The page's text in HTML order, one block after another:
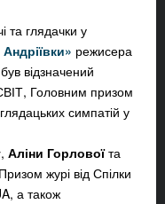
та глядачки у
режисера
відзначений
Головним призом
симпатій у
, Аліни Горловоїта
журі від Спілки
а також